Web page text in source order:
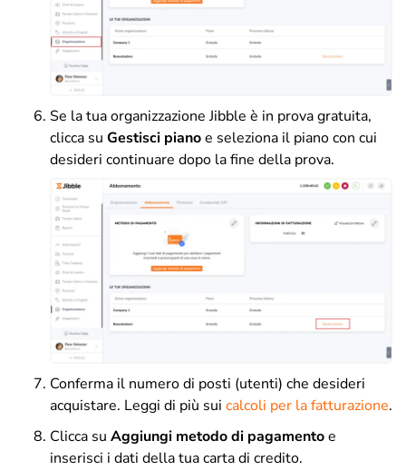
Se la tua organizzazione Jibble è in prova gratuita,
clicca su Gestisci pianoe seleziona il piano con cui
desideri continuare dopo la fine della prova.
Conferma il numero di posti (utenti) che desideri
acquistare. Leggi di più sui calcoli per la fatturazione.
Clicca su Aggiungi metodo di pagamentoe
inserisci i dati della tua carta di credito.